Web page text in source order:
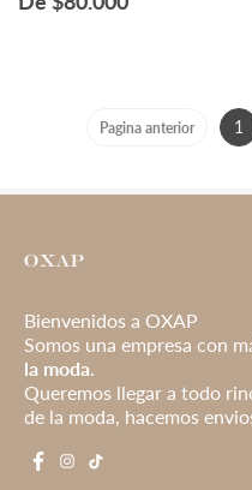
Pagina anterior 1
Bienvenidos a OXAP
Somos una empresa con
la moda.
Queremos llegar a todo
de la moda, hacemos